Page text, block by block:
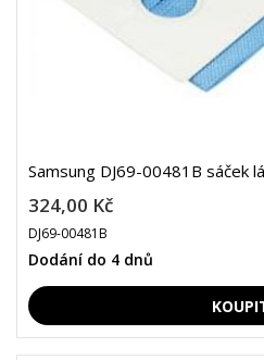
Samsung DJ69-00481B sáček
324,00 Kč
DJ69-00481B
Dodání do 4 dnů